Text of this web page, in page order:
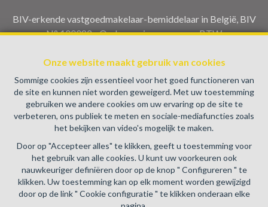
Onze website maakt gebruik van cookies
Sommige cookies zijn essentieel voor het goed functioneren van
de site en kunnen niet worden geweigerd. Met uw toestemming
gebruiken we andere cookies om uw ervaring op de site te
verbeteren, ons publiek te meten en sociale-mediafuncties zoals
het bekijken van video's mogelijk te maken.
Door op "Accepteer alles" te klikken, geeft u toestemming voor
het gebruik van alle cookies. U kunt uw voorkeuren ook
nauwkeuriger definiëren door op de knop " Configureren " te
klikken. Uw toestemming kan op elk moment worden gewijzigd
door op de link " Cookie configuratie " te klikken onderaan elke
BIV-erkende vastgoedmakelaar-bemiddelaar in België, BIV
N° 100082 - Ondernemingsnummer : BTW
Beroepinstituut van Vastgoedmakelaars Luxemburgstraat,
16B - 1000 Brussel (+32 2 505 38 50 - info@biv.be) -
www.biv.be-Deontologische code
BA en borgstelling via NV AXA Belgium, Troonplein 1, 1000
Brussel (polisnr. 730.390.160) Dekking geldt voor
activiteiten die in België worden uitgevoerd
Algemene gebruiksvoorwaarden van de website
Charter privéleven
Cookie configuratie